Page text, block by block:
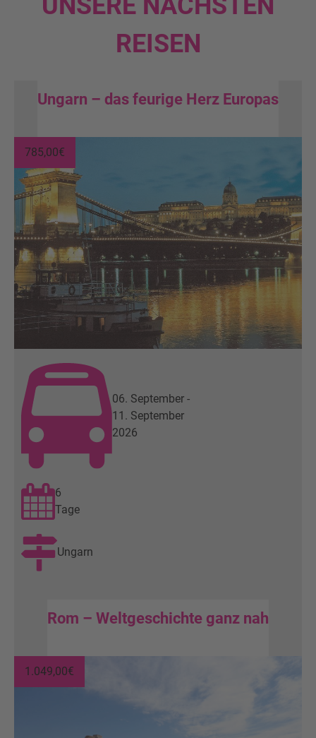
REISEN
Ungarn – das feurige Herz Europas
785,00€
06. September -
11. September
2026
6
Tage
Ungarn
Rom – Weltgeschichte ganz nah
1.049,00€